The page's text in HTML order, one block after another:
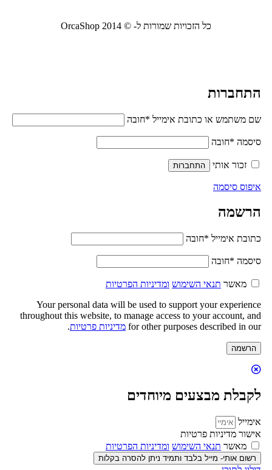
כל הזכויות שמורות ל- © 2014 OrcaShop
התחברות
שם משתמש או כתובת אימייל *חובה
סיסמה *חובה
זכור אותי התחברות
איפוס סיסמה
הרשמה
כתובת אימייל *חובה
סיסמה *חובה
מאשר תנאי השימוש ומדיניות הפרטיות
Your personal data will be used to support your experience
throughout this website, to manage access to your account, and
for other purposes described in our מדיניות פרטיות.
הרשמה
לקבלת מבצעים מיוחדים
אימייל
אישור מדיניות פרטיות
מאשר תנאי השימוש ומדיניות הפרטיות
רשום אותי- מייל בלבד ותמיד ניתן להסרה בקלות